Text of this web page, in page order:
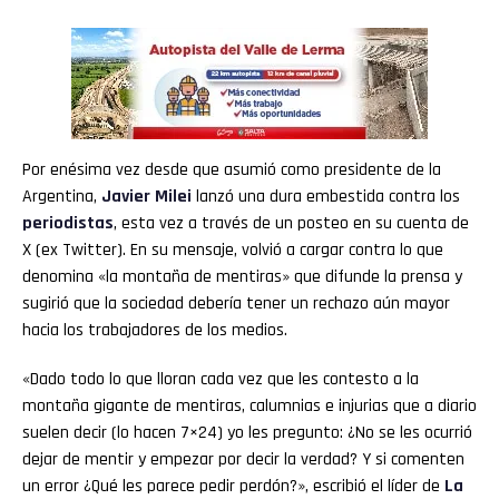
Por enésima vez desde que asumió como presidente de la
Argentina, Javier Milei lanzó una dura embestida contra los
periodistas, esta vez a través de un posteo en su cuenta de
X (ex Twitter). En su mensaje, volvió a cargar contra lo que
denomina «la montaña de mentiras» que difunde la prensa y
sugirió que la sociedad debería tener un rechazo aún mayor
hacia los trabajadores de los medios.
«Dado todo lo que lloran cada vez que les contesto a la
montaña gigante de mentiras, calumnias e injurias que a diario
suelen decir (lo hacen 7×24) yo les pregunto: ¿No se les ocurrió
dejar de mentir y empezar por decir la verdad? Y si comenten
un error ¿Qué les parece pedir perdón?», escribió el líder de La